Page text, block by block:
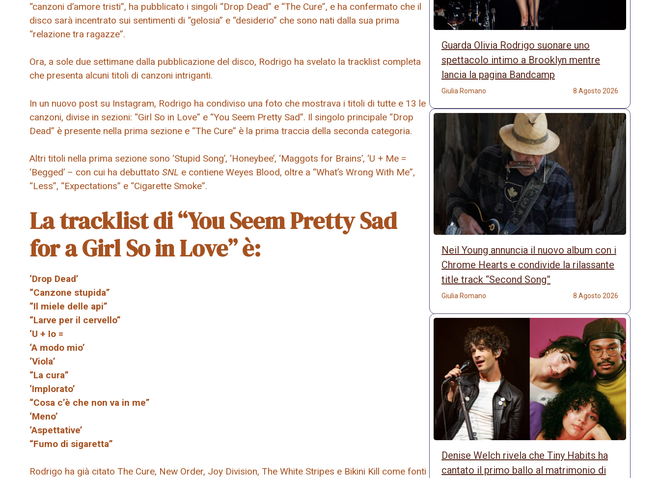
“canzoni d’amore tristi”, ha pubblicato i singoli “Drop Dead” e “The Cure”, e ha confermato che il
disco sarà incentrato sui sentimenti di “gelosia” e “desiderio” che sono nati dalla sua prima
“relazione tra ragazze”.
Ora, a sole due settimane dalla pubblicazione del disco, Rodrigo ha svelato la tracklist completa
che presenta alcuni titoli di canzoni intriganti.
In un nuovo post su Instagram, Rodrigo ha condiviso una foto che mostrava i titoli di tutte e 13 le
canzoni, divise in sezioni: “Girl So in Love” e “You Seem Pretty Sad”. Il singolo principale “Drop
Dead” è presente nella prima sezione e “The Cure” è la prima traccia della seconda categoria.
Altri titoli nella prima sezione sono ‘Stupid Song’, ‘Honeybee’, ‘Maggots for Brains’, ‘U + Me =
‘Begged’ – con cui ha debuttato SNL e contiene Weyes Blood, oltre a “What’s Wrong With Me”,
“Less”, “Expectations” e “Cigarette Smoke”.
La tracklist di “You Seem Pretty Sad
for a Girl So in Love” è:
‘Drop Dead’
“Canzone stupida”
“Il miele delle api”
“Larve per il cervello”
‘U + Io =
‘A modo mio’
‘Viola’
“La cura”
‘Implorato’
“Cosa c’è che non va in me”
‘Meno’
‘Aspettative’
“Fumo di sigaretta”
Rodrigo ha già citato The Cure, New Order, Joy Division, The White Stripes e Bikini Kill come fonti
Guarda Olivia Rodrigo suonare uno
spettacolo intimo a Brooklyn mentre
lancia la pagina Bandcamp
Giulia Romano 8 Agosto 2026
Neil Young annuncia il nuovo album con i
Chrome Hearts e condivide la rilassante
title track “Second Song”
Giulia Romano 8 Agosto 2026
Denise Welch rivela che Tiny Habits ha
cantato il primo ballo al matrimonio di